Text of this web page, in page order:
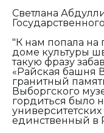
Светлана
"К нам попала на
доме культуры
такую фразу
«Райская башня
гранитный
Выборгского
гордиться было
единственный в